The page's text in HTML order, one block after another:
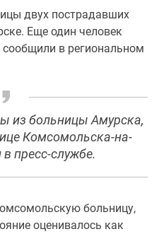
двух пострадавших
Еще один человек
в региональном
из больницы Амурска,
Комсомольска-на-
пресс-службе.
больницу,
оценивалось как